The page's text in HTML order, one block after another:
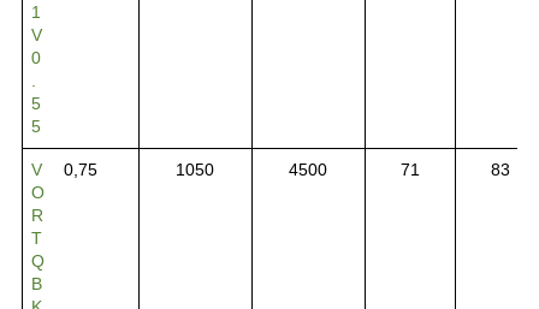
1
V
0
5
5
V
O
R
T
Q
B
0,75 1050 4500 71 83